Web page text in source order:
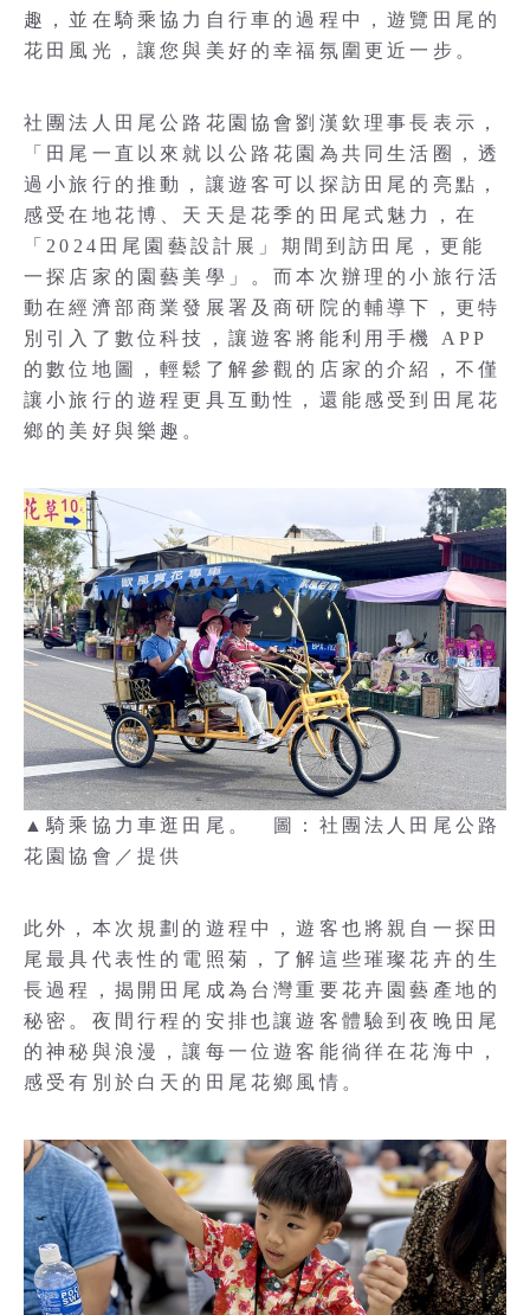
趣，並在騎乘協力自行車的過程中，遊覽田尾的
花田風光，讓您與美好的幸福氛圍更近一步。
社團法人田尾公路花園協會劉漢欽理事長表示，
「田尾一直以來就以公路花園為共同生活圈，透
過小旅行的推動，讓遊客可以探訪田尾的亮點，
感受在地花博、天天是花季的田尾式魅力，在
「2024田尾園藝設計展」期間到訪田尾，更能
一探店家的園藝美學」。而本次辦理的小旅行活
動在經濟部商業發展署及商研院的輔導下，更特
別引入了數位科技，讓遊客將能利用手機 APP
的數位地圖，輕鬆了解參觀的店家的介紹，不僅
讓小旅行的遊程更具互動性，還能感受到田尾花
鄉的美好與樂趣。
▲騎乘協力車逛田尾。 圖：社團法人田尾公路
花園協會／提供
此外，本次規劃的遊程中，遊客也將親自一探田
尾最具代表性的電照菊，了解這些璀璨花卉的生
長過程，揭開田尾成為台灣重要花卉園藝產地的
秘密。夜間行程的安排也讓遊客體驗到夜晚田尾
的神秘與浪漫，讓每一位遊客能徜徉在花海中，
感受有別於白天的田尾花鄉風情。